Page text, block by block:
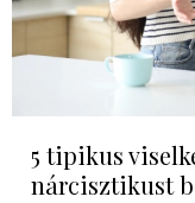
5 tipikus
nárcisztikust